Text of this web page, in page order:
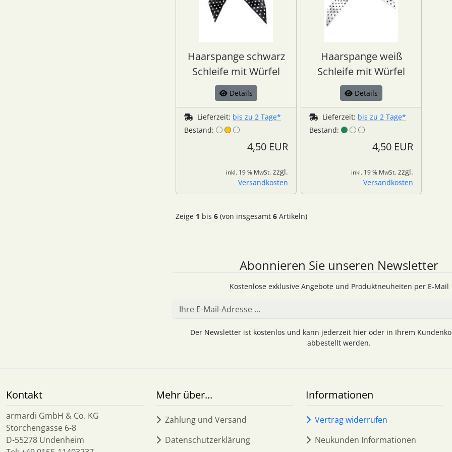
Haarspange schwarz
Schleife mit Würfel
Details
Lieferzeit: bis zu 2 Tage*
Bestand:
4,50 EUR
inkl. 19 % MwSt. zzgl.
Versandkosten
Haarspange weiß
Schleife mit Würfel
Details
Lieferzeit: bis zu 2 Tage*
Bestand:
4,50 EUR
inkl. 19 % MwSt. zzgl.
Versandkosten
Zeige 1 bis 6 (von insgesamt 6 Artikeln)
Abonnieren Sie unseren Newsletter
Kostenlose exklusive Angebote und Produktneuheiten per E-Mail
Der Newsletter ist kostenlos und kann jederzeit hier oder in Ihrem
abbestellt werden.
Kontakt
armardi GmbH & Co. KG
Storchengasse 6-8
D-55278 Undenheim
Mehr über...
Zahlung und Versand
Datenschutzerklärung
Informationen
Vertrag widerrufen
Neukunden Informationen